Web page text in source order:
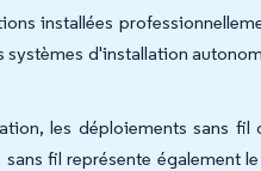
installées
systèmes d'installation
les déploiements sans
fil représente également